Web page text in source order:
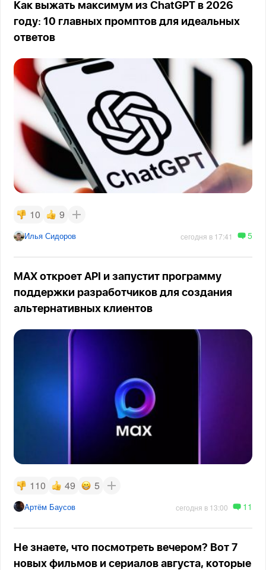
Как выжать максимум из ChatGPT в 2026
году: 10 главных промптов для идеальных
ответов
10 9
Илья Сидоров сегодня в 17:41 5
MAX откроет API и запустит программу
поддержки разработчиков для создания
альтернативных клиентов
110 49 5
Артём Баусов сегодня в 13:00 11
Не знаете, что посмотреть вечером? Вот 7
новых фильмов и сериалов августа, которые